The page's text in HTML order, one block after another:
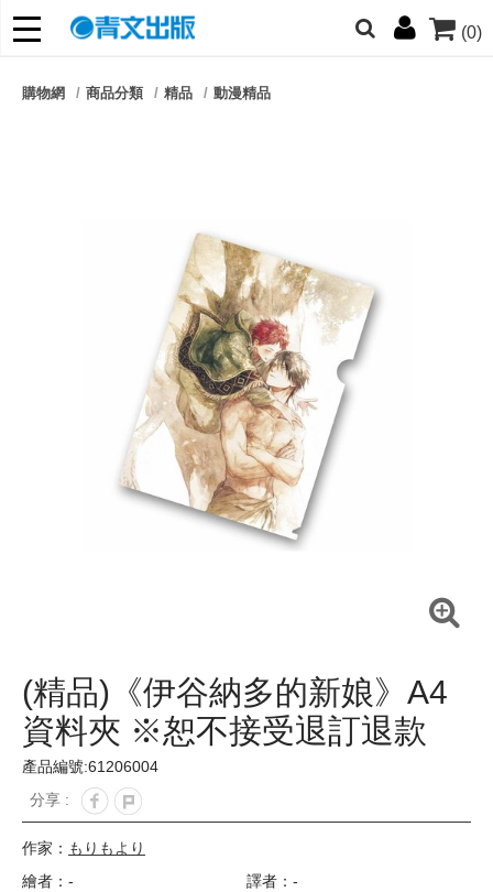
(0)
朋友們，提高警覺！
購物網 商品分類 精品 動漫精品
(精品)《伊谷納多的新娘》A4
資料夾 ※恕不接受退訂退款
產品編號:61206004
分享 :
作家： もりもより
繪者：-
譯者：-